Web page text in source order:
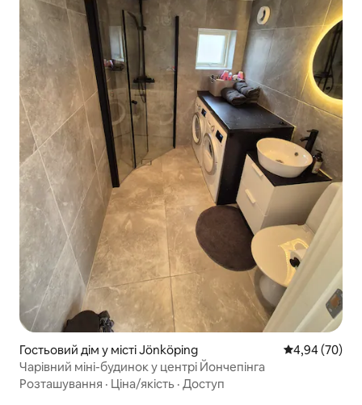
Гостьовий дім у місті Jönköping Середня
4,94 (70)
Чарівний міні-будинок у центрі Йончепінга
Розташування · Ціна/якість · Доступ